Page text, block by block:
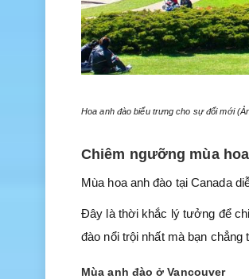
Hoa anh đào biểu trưng cho sự đổi mới
Chiêm ngưỡng mùa
Mùa hoa anh đào tại Canada
Đây là thời khắc lý tưởng để
đào nổi trội nhất mà bạn chẳng
Mùa anh đào ở Vancouver